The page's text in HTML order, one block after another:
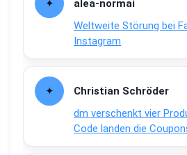
alea-normai
Weltweite Störung bei
Instagram
Christian Schröder
dm verschenkt vier
Code landen die